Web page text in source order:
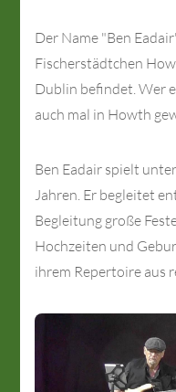
Der Name "Ben
Fischerstädtchen
Dublin befindet. Wer
auch mal in Howth
Ben Eadair spielt
Jahren. Er begleitet
Begleitung große
Hochzeiten und
ihrem Repertoire aus